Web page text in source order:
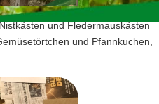
und Fledermauskästen
und Pfannkuchen,